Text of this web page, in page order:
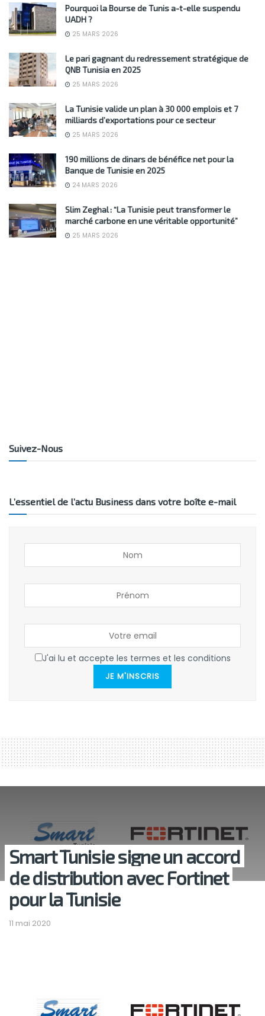
Pourquoi la Bourse de Tunis a-t-elle suspendu
UADH ?
25 MARS 2026
Le pari gagnant du redressement stratégique de
QNB Tunisia en 2025
25 MARS 2026
La Tunisie valide un plan à 30 000 emplois et 7
milliards d’exportations pour ce secteur
25 MARS 2026
190 millions de dinars de bénéfice net pour la
Banque de Tunisie en 2025
24 MARS 2026
Slim Zeghal : “La Tunisie peut transformer le
marché carbone en une véritable opportunité”
25 MARS 2026
Suivez-Nous
L’essentiel de l’actu Business dans votre boîte e-mail
J'ai lu et accepte les termes et les conditions
JE M'INSCRIS
Smart Tunisie signe un accord
de distribution avec Fortinet
pour la Tunisie
11 mai 2020